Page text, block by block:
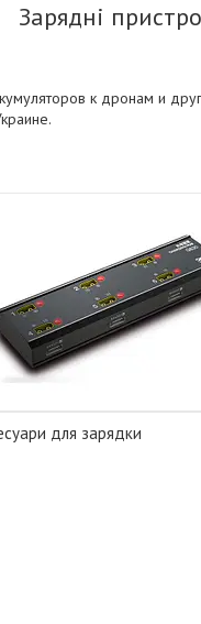
Зарядні
к дронам и
для зарядки